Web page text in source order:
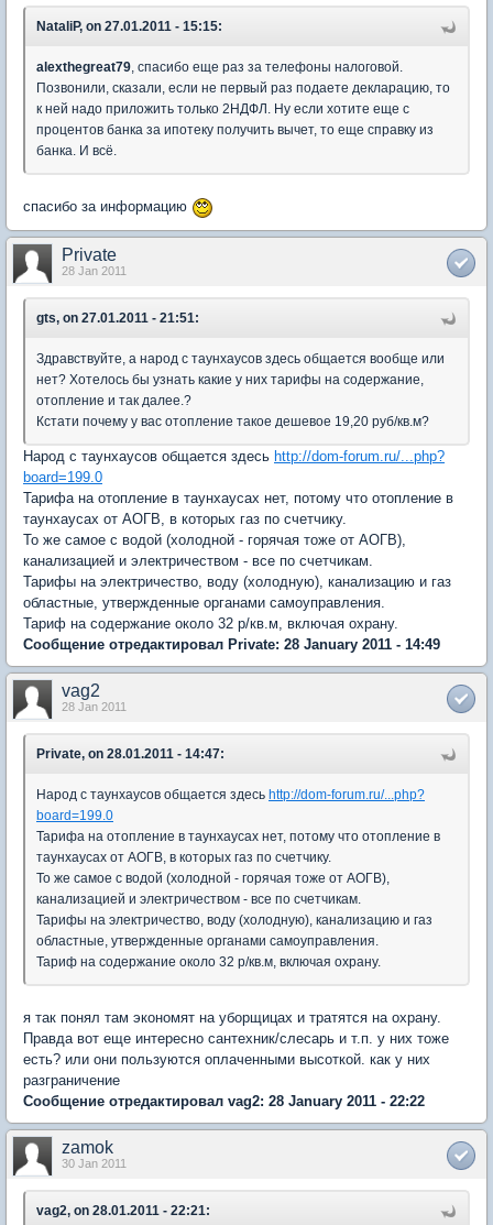
NataliP, on 27.01.2011 - 15:15:
alexthegreat79, спасибо еще раз за телефоны налоговой.
Позвонили, сказали, если не первый раз подаете декларацию, то
к ней надо приложить только 2НДФЛ. Ну если хотите еще с
процентов банка за ипотеку получить вычет, то еще справку из
банка. И всё.
спасибо за информацию
Private
28 Jan 2011
gts, on 27.01.2011 - 21:51:
Здравствуйте, а народ с таунхаусов здесь общается вообще или
нет? Хотелось бы узнать какие у них тарифы на содержание,
отопление и так далее.?
Кстати почему у вас отопление такое дешевое 19,20 руб/кв.м?
Народ с таунхаусов общается здесь http://dom-forum.ru/...php?
board=199.0
Тарифа на отопление в таунхаусах нет, потому что отопление в
таунхаусах от АОГВ, в которых газ по счетчику.
То же самое с водой (холодной - горячая тоже от АОГВ),
канализацией и электричеством - все по счетчикам.
Тарифы на электричество, воду (холодную), канализацию и газ
областные, утвержденные органами самоуправления.
Тариф на содержание около 32 р/кв.м, включая охрану.
Сообщение отредактировал Private: 28 January 2011 - 14:49
vag2
28 Jan 2011
Private, on 28.01.2011 - 14:47:
Народ с таунхаусов общается здесь http://dom-forum.ru/...php?
board=199.0
Тарифа на отопление в таунхаусах нет, потому что отопление в
таунхаусах от АОГВ, в которых газ по счетчику.
То же самое с водой (холодной - горячая тоже от АОГВ),
канализацией и электричеством - все по счетчикам.
Тарифы на электричество, воду (холодную), канализацию и газ
областные, утвержденные органами самоуправления.
Тариф на содержание около 32 р/кв.м, включая охрану.
я так понял там экономят на уборщицах и тратятся на охрану.
Правда вот еще интересно сантехник/слесарь и т.п. у них тоже
есть? или они пользуются оплаченными высоткой. как у них
разграничение
Сообщение отредактировал vag2: 28 January 2011 - 22:22
zamok
30 Jan 2011
vag2, on 28.01.2011 - 22:21: